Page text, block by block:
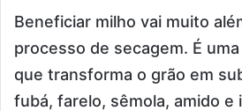
Beneficiar milho vai muito
processo de secagem. É
que transforma o grão em
fubá, farelo, sêmola, amido e